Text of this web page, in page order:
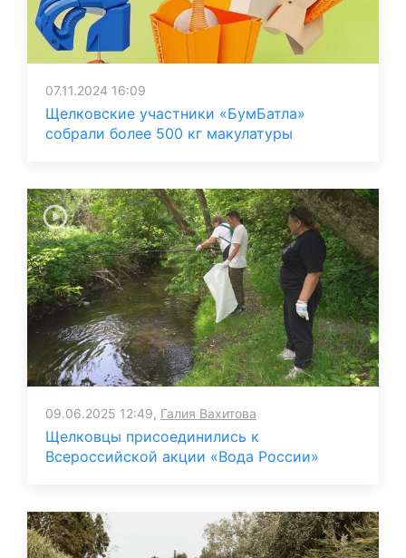
07.11.2024 16:09
Щелковские участники «БумБатла»
собрали более 500 кг макулатуры
09.06.2025 12:49, Галия Вахитова
Щелковцы присоединились к
Всероссийской акции «Вода России»